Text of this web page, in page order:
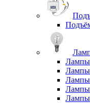
Лампы
Лампы
Лампы
Лампы
Лампы